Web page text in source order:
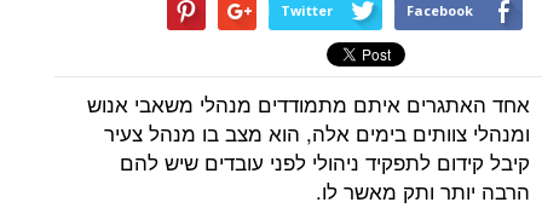
Facebook
Twitter
אחד האתגרים איתם מתמודדים מנהלי משאבי אנוש
ומנהלי צוותים בימים אלה, הוא מצב בו מנהל צעיר
קיבל קידום לתפקיד ניהולי לפני עובדים שיש להם
הרבה יותר ותק מאשר לו.